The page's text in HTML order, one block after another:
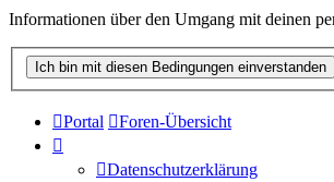
Informationen über den Umgang mit deinen
Portal Foren-Übersicht
Datenschutzerklärung